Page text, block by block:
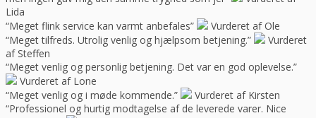
Lida
“Meget flink service kan varmt anbefales”
Vurderet af Ole
“Meget tilfreds. Utrolig venlig og hjælpsom betjening.”
Vurderet
af Steffen
“Meget venlig og personlig betjening. Det var en god oplevelse.”
Vurderet af Lone
“Meget venlig og i møde kommende.”
Vurderet af Kirsten
“Professionel og hurtig modtagelse af de leverede varer. Nice